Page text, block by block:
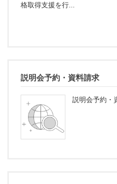
格取得支援を行...
説明会予約・資料請求
説明会予約・